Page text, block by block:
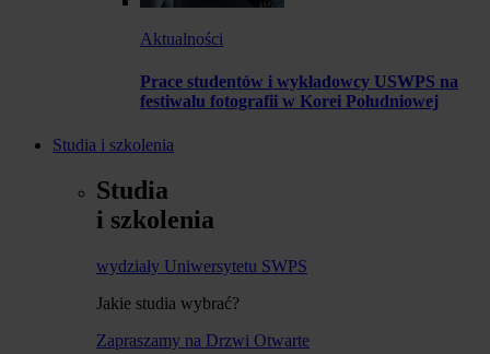
Aktualności
Prace studentów i wykładowcy USWPS na
festiwalu fotografii w Korei Południowej
Studia i szkolenia
Studia
i szkolenia
wydziały Uniwersytetu SWPS
Jakie studia wybrać?
Zapraszamy na Drzwi Otwarte